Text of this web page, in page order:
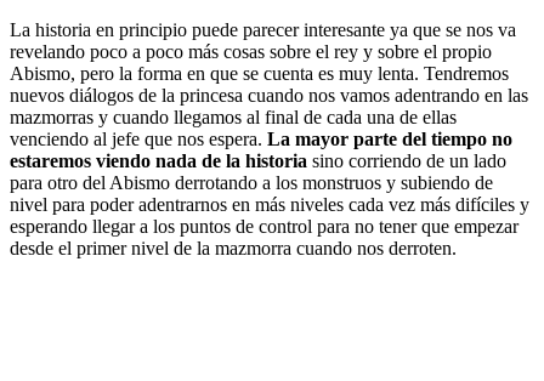
La historia en principio puede parecer interesante ya que se nos va
revelando poco a poco más cosas sobre el rey y sobre el propio
Abismo, pero la forma en que se cuenta es muy lenta. Tendremos
nuevos diálogos de la princesa cuando nos vamos adentrando en las
mazmorras y cuando llegamos al final de cada una de ellas
venciendo al jefe que nos espera. La mayor parte del tiempo no
estaremos viendo nada de la historia sino corriendo de un lado
para otro del Abismo derrotando a los monstruos y subiendo de
nivel para poder adentrarnos en más niveles cada vez más difíciles y
esperando llegar a los puntos de control para no tener que empezar
desde el primer nivel de la mazmorra cuando nos derroten.